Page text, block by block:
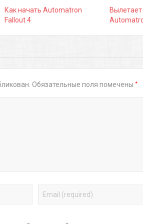
Как начать Automatron
Fallout 4
Вылетает
Обязательные поля помечены *